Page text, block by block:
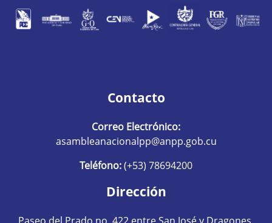
Contacto
Correo Electrónico:
asambleanacionalpp@anpp.gob.cu
Teléfono:(+53) 78694200
Dirección